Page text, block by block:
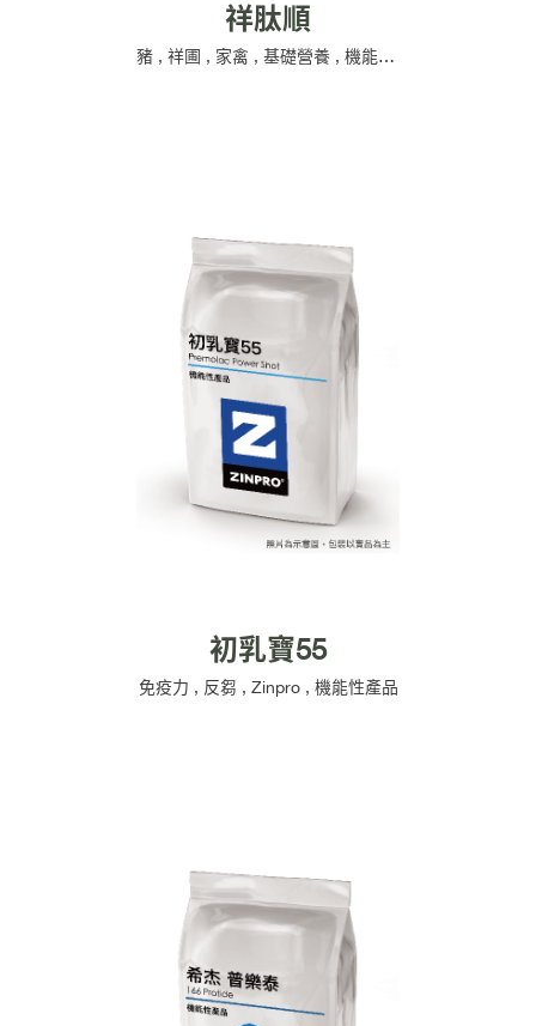
祥肽順
豬 ,祥圃 , 家禽 ,基礎營養 ,機能性產品
初乳寶55
免疫力 , 反芻 , Zinpro, 機能性產品